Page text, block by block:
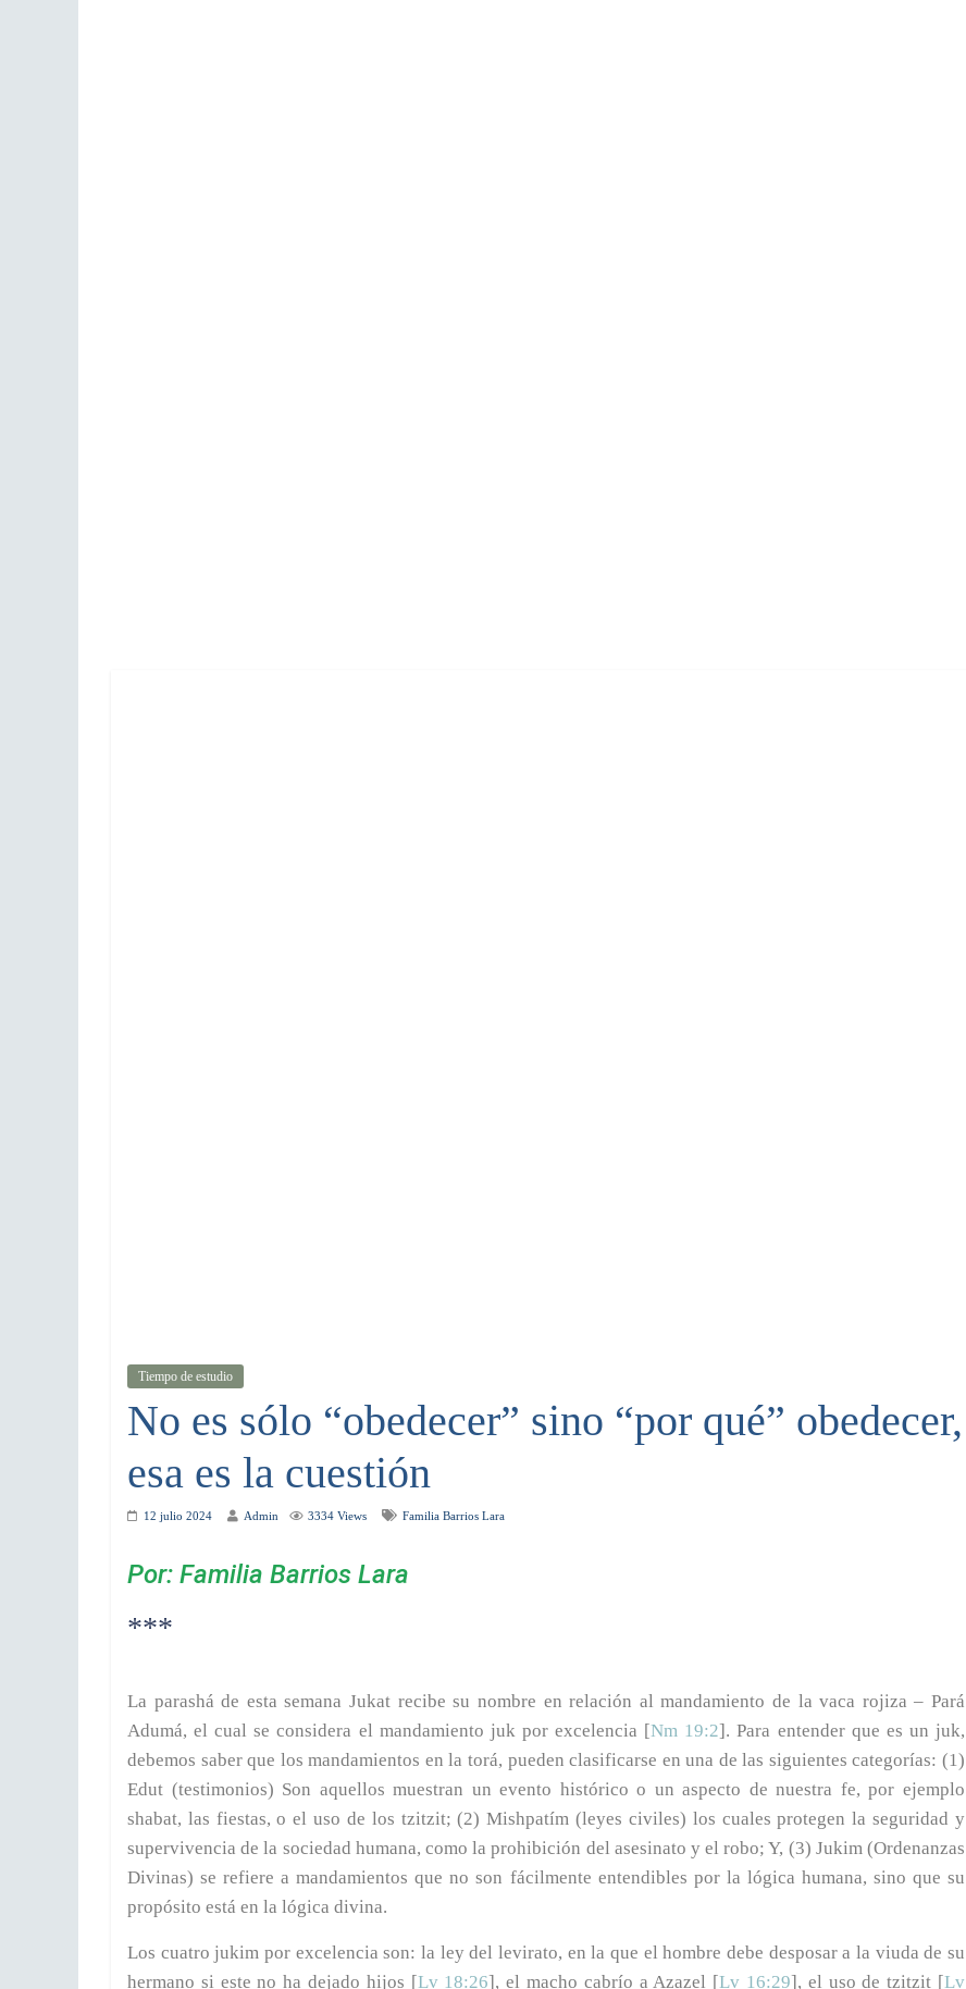
Tiempo de estudio
No es sólo “obedecer” sino “por qué” obedecer,
esa es la cuestión
12 julio 2024 Admin 3334 Views Familia Barrios Lara
Por: Familia Barrios Lara
***
La parashá de esta semana Jukat recibe su nombre en relación al mandamiento de la vaca rojiza – Pará
Adumá, el cual se considera el mandamiento juk por excelencia [Nm 19:2]. Para entender que es un juk,
debemos saber que los mandamientos en la torá, pueden clasificarse en una de las siguientes categorías: (1)
Edut (testimonios) Son aquellos muestran un evento histórico o un aspecto de nuestra fe, por ejemplo
shabat, las fiestas, o el uso de los tzitzit; (2) Mishpatím (leyes civiles) los cuales protegen la seguridad y
supervivencia de la sociedad humana, como la prohibición del asesinato y el robo; Y, (3) Jukim (Ordenanzas
Divinas) se refiere a mandamientos que no son fácilmente entendibles por la lógica humana, sino que su
propósito está en la lógica divina.
Los cuatro jukim por excelencia son: la ley del levirato, en la que el hombre debe desposar a la viuda de su
hermano si este no ha dejado hijos [Lv 18:26], el macho cabrío a Azazel [Lv 16:29], el uso de tzitzit [Lv